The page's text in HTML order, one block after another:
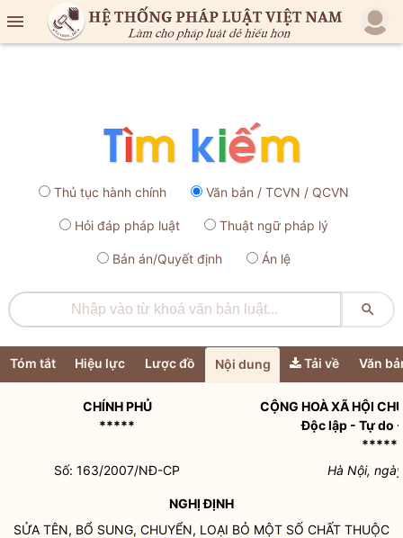

Thủ tục hành chính Văn bản / TCVN / QCVN
Hỏi đáp pháp luật Thuật ngữ pháp lý
Bản án/Quyết định Án lệ

Tóm tắt Hiệu lực Lược đồ Nội dung Tải về Văn
CHÍNH PHỦ
*****
CỘNG HOÀ XÃ HỘI
Độc lập - Tự do
Số: 163/2007/NĐ-CP
Hà Nội,
NGHỊ ĐỊNH
SỬA TÊN, BỔ SUNG, CHUYỂN, LOẠI BỎ MỘT SỐ CHẤT THUỘC